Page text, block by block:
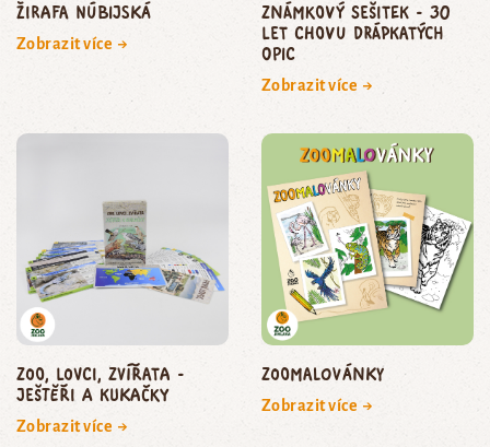
žirafa núbijská
Zobrazit více →
Známkový sešitek - 30
let chovu drápkatých
opic
Zobrazit více →
Zoo, lovci, zvířata -
Ještěři a kukačky
Zobrazit více →
Zoomalovánky
Zobrazit více →